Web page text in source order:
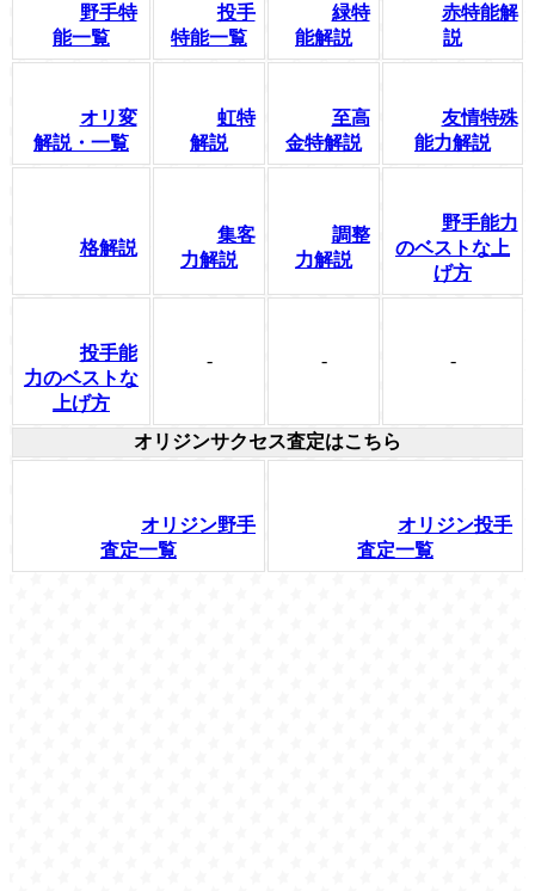
野手特
能一覧
投手
特能一覧
緑特
能解説
赤特能解
説
オリ変
解説・一覧
虹特
解説
至高
金特解説
友情特殊
能力解説
格解説
集客
力解説
調整
力解説
野手能力
のベストな上
げ方
投手能
力のベストな
上げ方
- - -
オリジンサクセス査定はこちら
オリジン野手
査定一覧
オリジン投手
査定一覧